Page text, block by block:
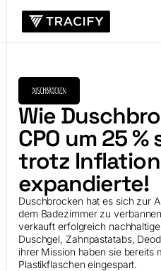
Wie
CPO um 25
trotz
expandierte!
Duschbrocken hat es sich zur
dem Badezimmer zu
verkauft erfolgreich
Duschgel, Zahnpastatabs,
ihrer Mission haben sie bereits
Plastikflaschen eingespart.